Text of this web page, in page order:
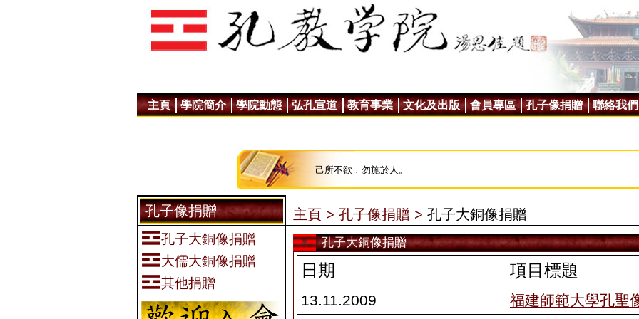
主頁 學院簡介 學院動態 弘孔宣道 教育事業 文化及出版 會員專區 孔子像捐贈 聯絡我們
己所不欲﹐勿施於人。
孔子像捐贈
孔子大銅像捐贈
大儒大銅像捐贈
其他捐贈
主頁 > 孔子像捐贈 > 孔子大銅像捐贈
孔子大銅像捐贈
日期 項目標題
13.11.2009 福建師範大學孔聖